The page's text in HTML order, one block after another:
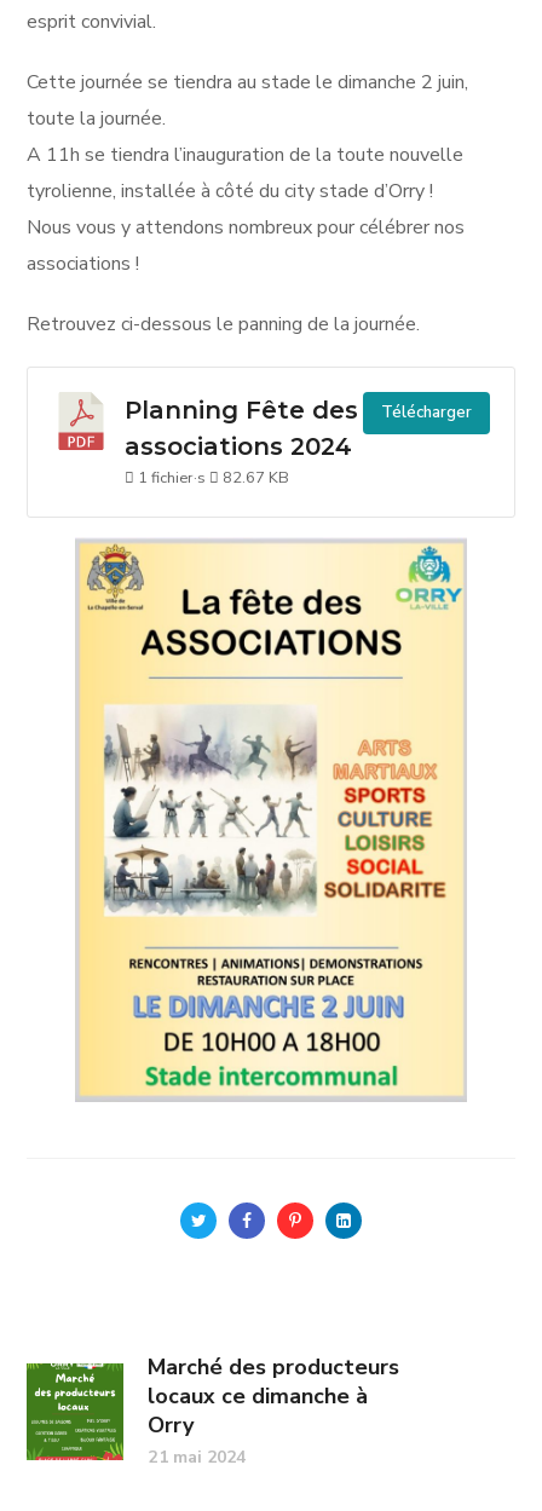
esprit convivial.
Cette journée se tiendra au stade le dimanche 2 juin,
toute la journée.
A 11h se tiendra l’inauguration de la toute nouvelle
tyrolienne, installée à côté du city stade d’Orry !
Nous vous y attendons nombreux pour célébrer nos
associations !
Retrouvez ci-dessous le panning de la journée.
Planning Fête des
associations 2024
1 fichier·s 82.67 KB
Télécharger
Marché des producteurs
locaux ce dimanche à
Orry
21 mai 2024